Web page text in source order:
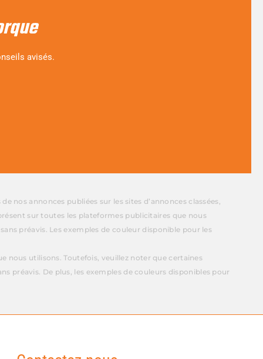
avisés.
nos annonces publiées sur les sites d’annonces classées,
sur toutes les plateformes publicitaires que nous
préavis. Les exemples de couleur disponible pour les
nous utilisons. Toutefois, veuillez noter que certaines
préavis. De plus, les exemples de couleurs disponibles pour